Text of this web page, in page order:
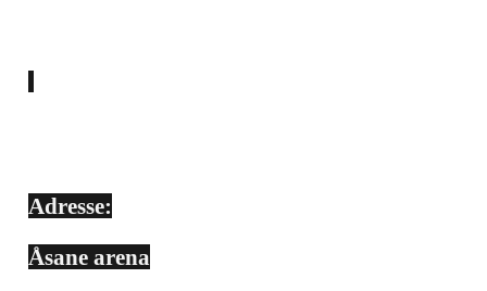
Adresse:
Åsane arena